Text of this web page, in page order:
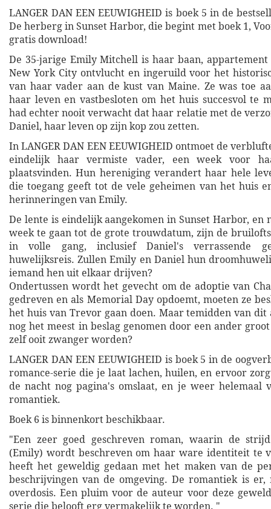
LANGER DAN EEN EEUWIGHEID is boek 5 in de
De herberg in Sunset Harbor, die begint met boek 1,
gratis download!
De 35-jarige Emily Mitchell is haar baan,
New York City ontvlucht en ingeruild voor het
van haar vader aan de kust van Maine. Ze was toe
haar leven en vastbesloten om het huis succesvol te
had echter nooit verwacht dat haar relatie met de
Daniel, haar leven op zijn kop zou zetten.
In LANGER DAN EEN EEUWIGHEID ontmoet de
eindelijk haar vermiste vader, een week voor
plaatsvinden. Hun hereniging verandert haar hele
die toegang geeft tot de vele geheimen van het huis
herinneringen van Emily.
De lente is eindelijk aangekomen in Sunset Harbor, en
week te gaan tot de grote trouwdatum, zijn de
in volle gang, inclusief Daniel's verrassende
huwelijksreis. Zullen Emily en Daniel hun
iemand hen uit elkaar drijven?
Ondertussen wordt het gevecht om de adoptie van
gedreven en als Memorial Day opdoemt, moeten ze
het huis van Trevor gaan doen. Maar temidden van
nog het meest in beslag genomen door een ander
zelf ooit zwanger worden?
LANGER DAN EEN EEUWIGHEID is boek 5 in de
romance-serie die je laat lachen, huilen, en ervoor
de nacht nog pagina's omslaat, en je weer helemaal
romantiek.
Boek 6 is binnenkort beschikbaar.
"Een zeer goed geschreven roman, waarin de
(Emily) wordt beschreven om haar ware identiteit te
heeft het geweldig gedaan met het maken van de
beschrijvingen van de omgeving. De romantiek is er,
overdosis. Een pluim voor de auteur voor deze
serie die belooft erg vermakelijk te worden. "